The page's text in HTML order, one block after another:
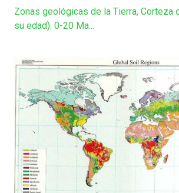
Zonas geológicas de la Tierra, Corteza
su edad). 0-20 Ma...